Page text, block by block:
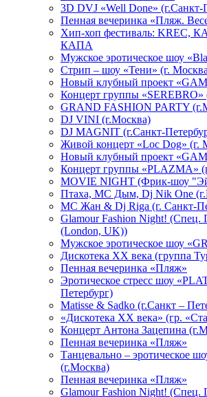
3D DVJ «Well Done» (г.Санкт-
Пенная вечеринка «Пляж.
Хип-хоп фестиваль:
КАПА
Мужское эротическое шоу
Стрип – шоу «Тени» (г.
Новый клубный проект
Концерт группы «SEREBRO»
GRAND FASHION PARTY
DJ VINI (г.Москва)
DJ MAGNIT (г.Санкт-
Живой концерт «Loc Dog» (г.
Новый клубный проект
Концерт группы «PLAZMA»
MOVIE NIGHT (Фрик-шоу
Птаха, МС Дым, Dj Nik One
МС Жан & Dj Riga (г. Санкт-
Glamour Fashion Night! (Спец.
(London, UK))
Мужское эротическое шоу
Дискотека XX века (группа
Пенная вечеринка «Пляж»
Эротическое стресс шоу
Петербург)
Matisse & Sadko (г.Санкт –
«Дискотека ХХ века» (гр.
Концерт Антона Зацепина
Пенная вечеринка «Пляж»
Танцевально – эротическое
(г.Москва)
Пенная вечеринка «Пляж»
Glamour Fashion Night! (Спец.